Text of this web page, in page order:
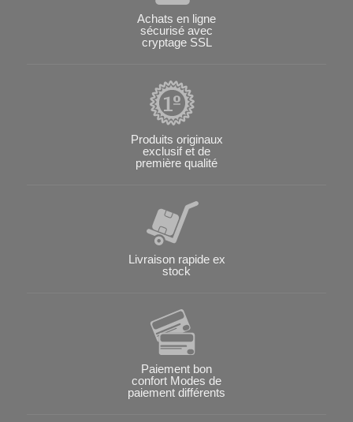
Achats en ligne
sécurisé avec
cryptage SSL
Produits originaux
exclusif et de
première qualité
Livraison rapide ex
stock
Paiement bon
confort Modes de
paiement différents